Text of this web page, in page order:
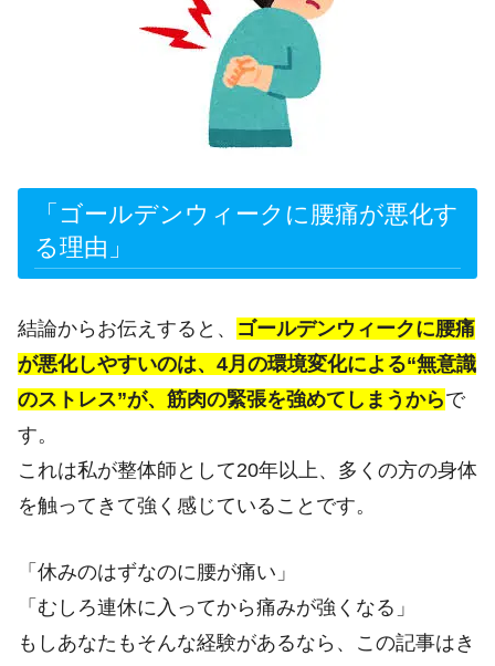
「ゴールデンウィークに腰痛が悪化す
る理由」
結論からお伝えすると、 ゴールデンウィークに腰痛
が悪化しやすいのは、4月の環境変化による“無意識
のストレス”が、筋肉の緊張を強めてしまうからで
す。
これは私が整体師として20年以上、多くの方の身体
を触ってきて強く感じていることです。
「休みのはずなのに腰が痛い」
「むしろ連休に入ってから痛みが強くなる」
もしあなたもそんな経験があるなら、この記事はき